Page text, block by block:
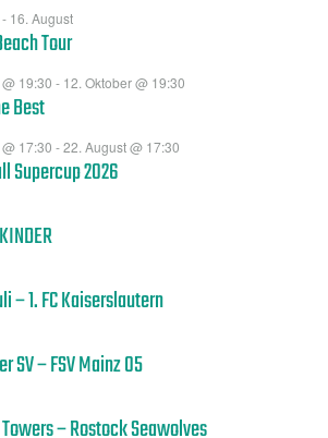
- 16. August
Tour
19:30 - 12. Oktober @ 19:30
Best
17:30 -22. August @ 17:30
Supercup 2026
– 1. FC Kaiserslautern
SV – FSV Mainz 05
– Rostock Seawolves